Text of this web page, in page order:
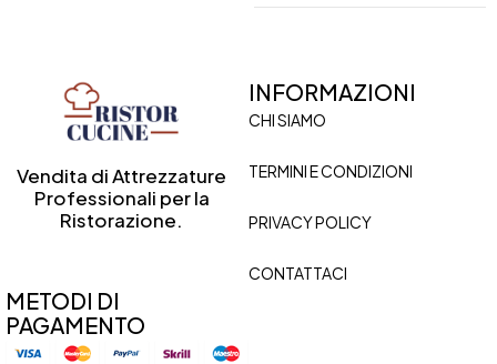
Vendita di Attrezzature
Professionali per la
Ristorazione.
INFORMAZIONI
CHI SIAMO
TERMINI E CONDIZIONI
PRIVACY POLICY
CONTATTACI
METODI DI
PAGAMENTO